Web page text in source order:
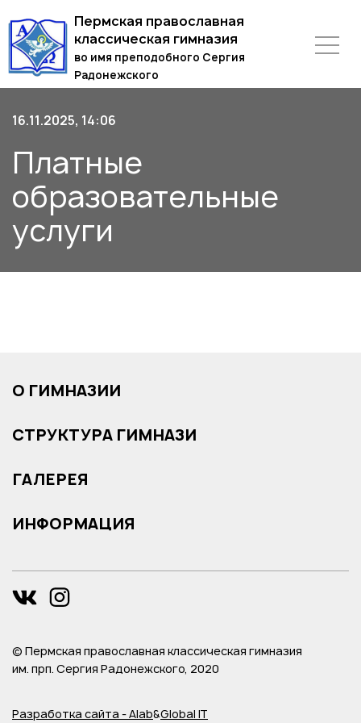
Пермская православная
классическая гимназия
во имя преподобного Сергия
Радонежского
16.11.2025, 14:06
Платные
образовательные
услуги
О ГИМНАЗИИ
СТРУКТУРА ГИМНАЗИ
ГАЛЕРЕЯ
ИНФОРМАЦИЯ
© Пермская православная классическая гимназия
им. прп. Сергия Радонежского, 2020
Разработка сайта - Alab&Global IT